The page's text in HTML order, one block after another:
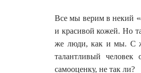
Все мы верим в некий
и красивой кожей. Но
же люди, как и мы. С
талантливый
самооценку, не так ли?